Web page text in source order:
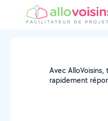
Avec
rapidement